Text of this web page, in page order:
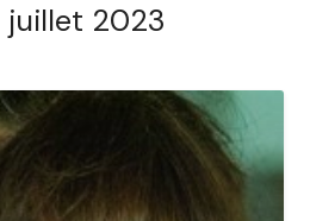
juillet 2023